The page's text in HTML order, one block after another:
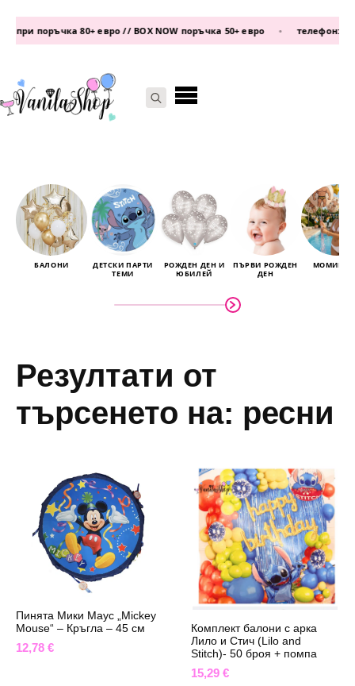
80+ евро // BOX NOW поръчка 50+ евро • телефон:0877 339
БАЛОНИ
ДЕТСКИ ПАРТИ
ТЕМИ
РОЖДЕН ДЕН И
ЮБИЛЕЙ
ПЪРВИ РОЖДЕН
ДЕН
Резултати от
търсенето на: ресни
Пинята Мики Маус „Mickey
Mouse“ – Кръгла – 45 см
12,78 €
Комплект балони с арка
Лило и Стич (Lilo and
Stitch)- 50 броя + помпа
15,29 €